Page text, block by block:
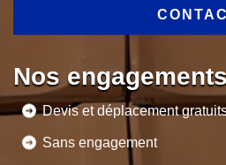
Nos engagements
Devis et déplacement
Sans engagement